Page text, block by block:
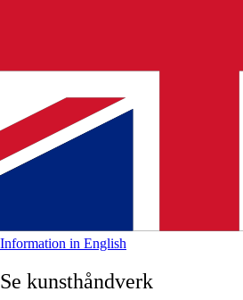
Information in English
Se kunsthåndverk